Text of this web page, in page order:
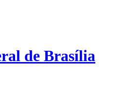
de Brasília